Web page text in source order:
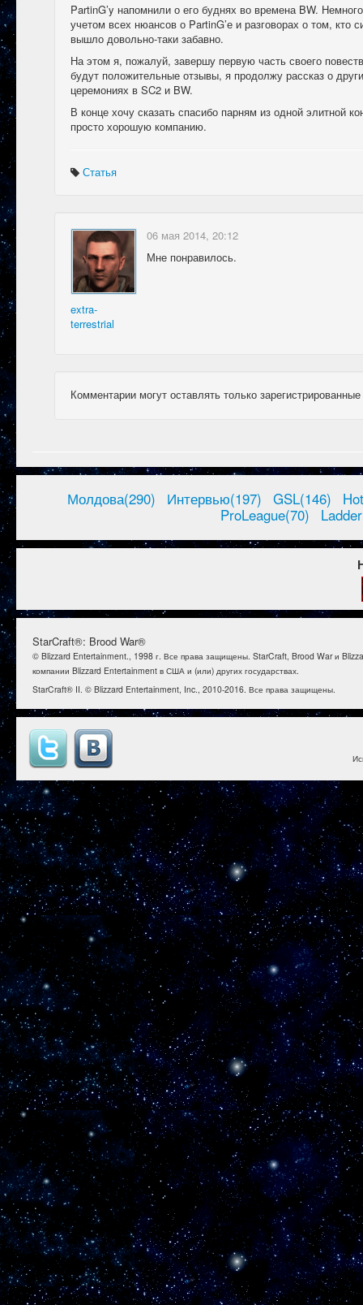
PartinG’y напомнили о его буднях во времена BW.
учетом всех нюансов о PartinG’е и разговорах о том, кто
вышло довольно-таки забавно.
На этом я, пожалуй, завершу первую часть своего
будут положительные отзывы, я продолжу рассказ о
церемониях в SC2 и BW.
В конце хочу сказать спасибо парням из одной элитной
просто хорошую компанию.
Статья
extra-
terrestrial
06 мая 2014, 20:12
Мне понравилось.
Комментарии могут оставлять только
Молдова(290) Интервью(197) GSL(146)
ProLeague(70)
StarCraft®: Brood War®
© Blizzard Entertainment., 1998 г. Все права защищены. StarCraft, Brood War и
компании Blizzard Entertainment в США и (или) других государствах.
StarCraft® II. © Blizzard Entertainment, Inc., 2010-2016. Все права защищены.